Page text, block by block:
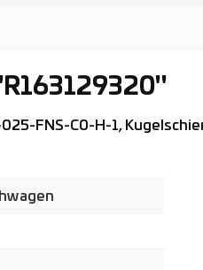
FNS-C0-H-1,